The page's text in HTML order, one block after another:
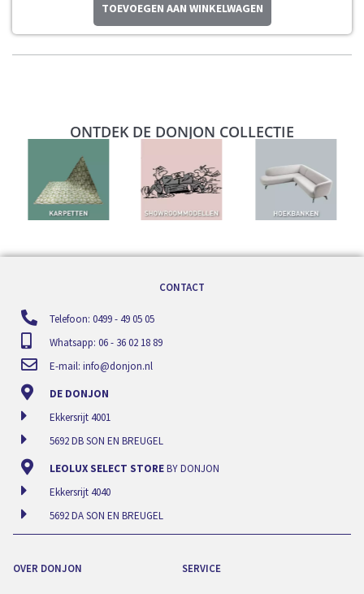
TOEVOEGEN AAN WINKELWAGEN
ONTDEK DE DONJON COLLECTIE
CONTACT
Telefoon: 0499 - 49 05 05
Whatsapp: 06 - 36 02 18 89
E-mail: info@donjon.nl
DE DONJON
Ekkersrijt 4001
5692 DB SON EN BREUGEL
LEOLUX SELECT STOREBY DONJON
Ekkersrijt 4040
5692 DA SON EN BREUGEL
OVER DONJON SERVICE